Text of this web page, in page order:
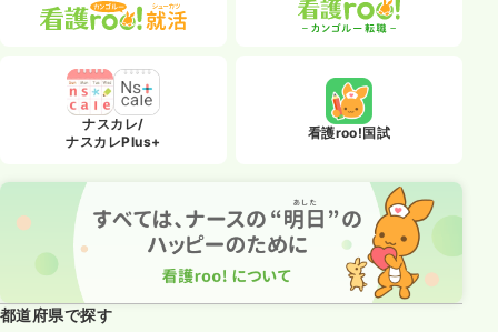
ナスカレ/
ナスカレPlus+
看護roo!国試
都道府県で探す